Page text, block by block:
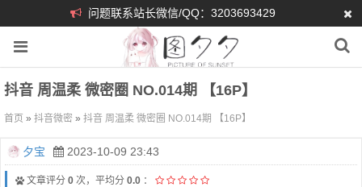
问题联系站长微信/QQ：3203693429
抖音 周温柔 微密圈 NO.014期 【16P】
首页 » 抖音微密 » 抖音 周温柔 微密圈 NO.014期 【16P】
夕宝 2023-10-09 23:43
文章评分 0 次，平均分 0.0 ：